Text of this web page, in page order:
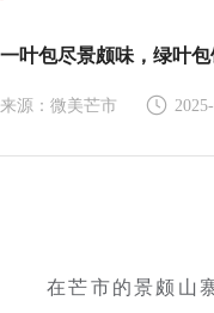
一叶包尽景颇味，绿叶
来源：微美芒市
在芒市的景颇山